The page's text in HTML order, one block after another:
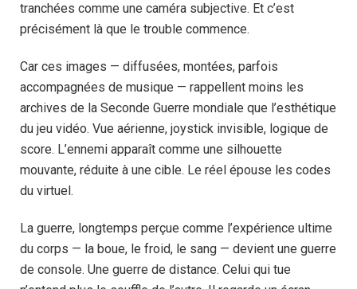
tranchées comme une caméra subjective. Et c’est
précisément là que le trouble commence.
Car ces images — diffusées, montées, parfois
accompagnées de musique — rappellent moins les
archives de la Seconde Guerre mondiale que l’esthétique
du jeu vidéo. Vue aérienne, joystick invisible, logique de
score. L’ennemi apparaît comme une silhouette
mouvante, réduite à une cible. Le réel épouse les codes
du virtuel.
La guerre, longtemps perçue comme l’expérience ultime
du corps — la boue, le froid, le sang — devient une guerre
de console. Une guerre de distance. Celui qui tue